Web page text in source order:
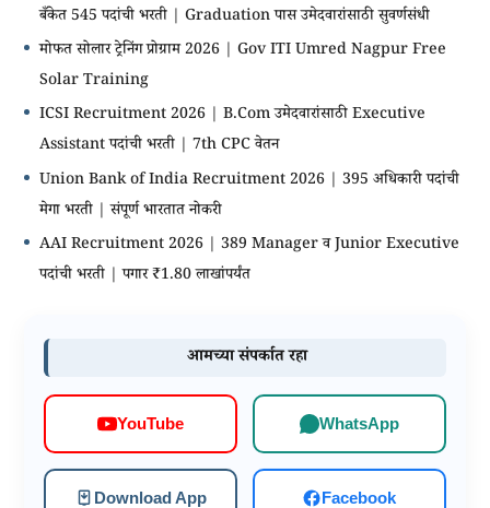
बँकेत 545 पदांची भरती | Graduation पास उमेदवारांसाठी सुवर्णसंधी
मोफत सोलार ट्रेनिंग प्रोग्राम 2026 | Gov ITI Umred Nagpur Free
Solar Training
ICSI Recruitment 2026 | B.Com उमेदवारांसाठी Executive
Assistant पदांची भरती | 7th CPC वेतन
Union Bank of India Recruitment 2026 | 395 अधिकारी पदांची
मेगा भरती | संपूर्ण भारतात नोकरी
AAI Recruitment 2026 | 389 Manager व Junior Executive
पदांची भरती | पगार ₹1.80 लाखांपर्यंत
आमच्या संपर्कात रहा
YouTube WhatsApp
Download App Facebook